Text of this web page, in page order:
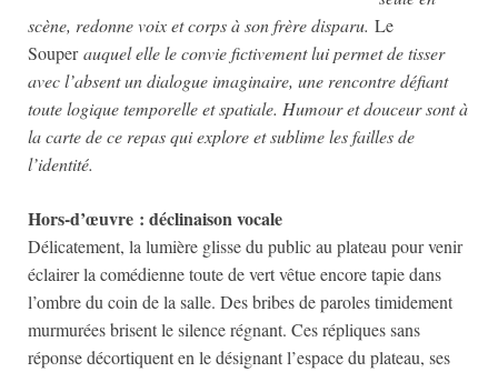
scène, redonne voix et corps à son frère disparu. Le
Souperauquel elle le convie fictivement lui permet de tisser
avec l’absent un dialogue imaginaire, une rencontre défiant
toute logique temporelle et spatiale. Humour et douceur sont à
la carte de ce repas qui explore et sublime les failles de
l’identité.
Hors-d’œuvre : déclinaison vocale
Délicatement, la lumière glisse du public au plateau pour venir
éclairer la comédienne toute de vert vêtue encore tapie dans
l’ombre du coin de la salle. Des bribes de paroles timidement
murmurées brisent le silence régnant. Ces répliques sans
réponse décortiquent en le désignant l’espace du plateau, ses